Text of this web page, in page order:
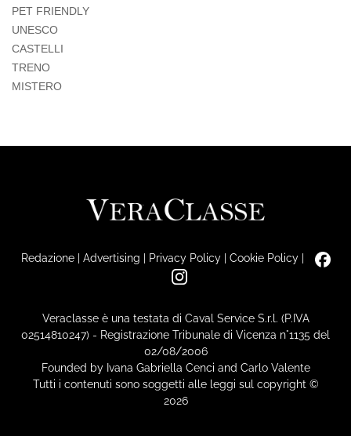
PET FRIENDLY
UNESCO
CASTELLI
TRENO
MISTERO
Redazione| Advertising | Privacy Policy| Cookie Policy|
Veraclasse è una testata di Caval Service S.r.l. (P.IVA
02514810247) - Registrazione Tribunale di Vicenza n°1135 del
02/08/2006
Founded by Ivana Gabriella Cenci and Carlo Valente
Tutti i contenuti sono soggetti alle leggi sul copyright ©
2026